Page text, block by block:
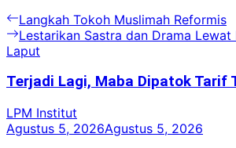
Navigasi
pos
Previous
post:
Langkah Tokoh Muslimah Reformis
Next
post:
Lestarikan Sastra dan Drama Lewat
Laput
Terjadi Lagi, Maba Dipatok Tarif
LPM Institut
Agustus 5, 2026Agustus 5, 2026